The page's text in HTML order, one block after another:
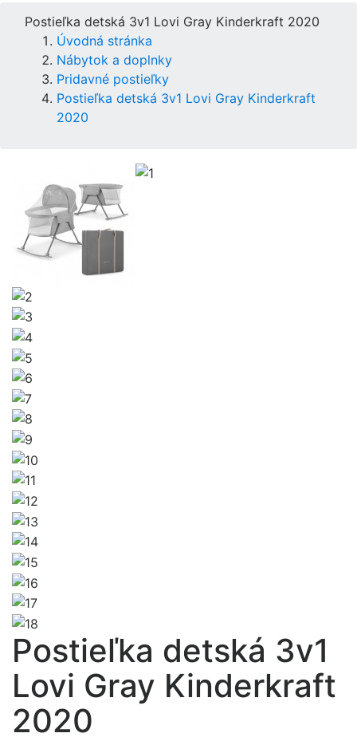
Postieľka detská 3v1 Lovi Gray Kinderkraft 2020
Úvodná stránka
Nábytok a doplnky
Pridavné postieľky
Postieľka detská 3v1 Lovi Gray Kinderkraft
2020
Postieľka detská 3v1
Lovi Gray Kinderkraft
2020